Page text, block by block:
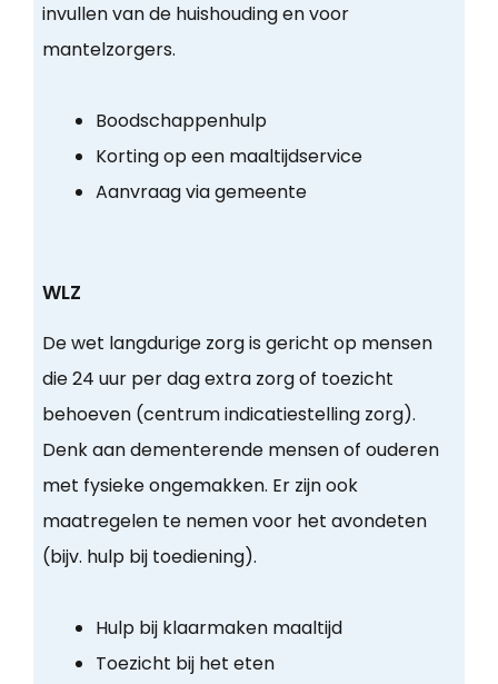
invullen van de huishouding en voor
mantelzorgers.
Boodschappenhulp
Korting op een maaltijdservice
Aanvraag via gemeente
WLZ
De wet langdurige zorg is gericht op mensen
die 24 uur per dag extra zorg of toezicht
behoeven (centrum indicatiestelling zorg).
Denk aan dementerende mensen of ouderen
met fysieke ongemakken. Er zijn ook
maatregelen te nemen voor het avondeten
(bijv. hulp bij toediening).
Hulp bij klaarmaken maaltijd
Toezicht bij het eten